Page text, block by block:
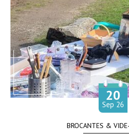
BROCANTES &
Le 20
Sep 26